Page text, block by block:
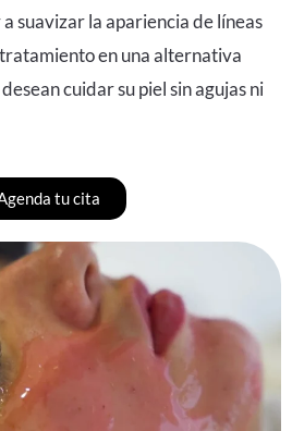
suavizar la apariencia de líneas
en una alternativa
cuidar su piel sin agujas ni
tu cita